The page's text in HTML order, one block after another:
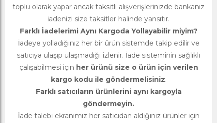
toplu olarak yapar ancak taksitli alışverişlerinizde bankanız
iadenizi size taksitler halinde yansıtır.
Farklı İadelerimi Aynı Kargoda Yollayabilir miyim?
İadeye yolladığınız her bir ürün sistemde takip edilir ve
satıcıya ulaşıp ulaşmadığı izlenir. İade sisteminin sağlıklı
çalışabilmesi için her ürünü size o ürün için verilen
kargo kodu ile göndermelisiniz.
Farklı satıcıların ürünlerini aynı kargoyla
göndermeyin.
İade talebi ekranımız her satıcıdan aldığınız ürünler için